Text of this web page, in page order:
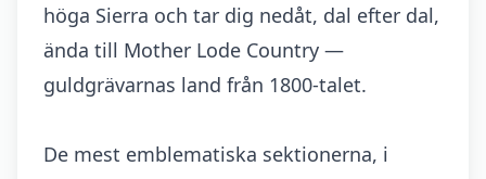
höga Sierra och tar dig nedåt, dal efter dal,
ända till Mother Lode Country —
guldgrävarnas land från 1800-talet.
De mest emblematiska sektionerna, i